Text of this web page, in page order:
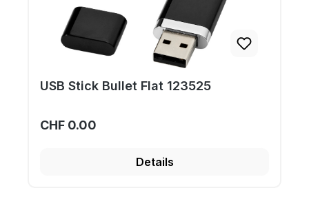
USB Stick Bullet Flat 123525
CHF 0.00
Details